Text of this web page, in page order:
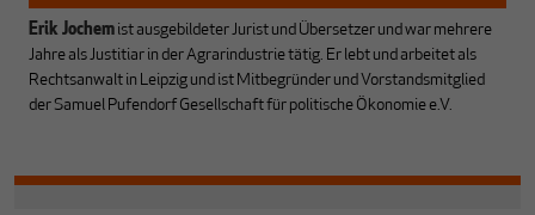
Erik Jochem ist ausgebildeter Jurist und Übersetzer und war mehrere
Jahre als Justitiar in der Agrarindustrie tätig. Er lebt und arbeitet als
Rechtsanwalt in Leipzig und ist Mitbegründer und Vorstandsmitglied
der Samuel Pufendorf Gesellschaft für politische Ökonomie e.V.